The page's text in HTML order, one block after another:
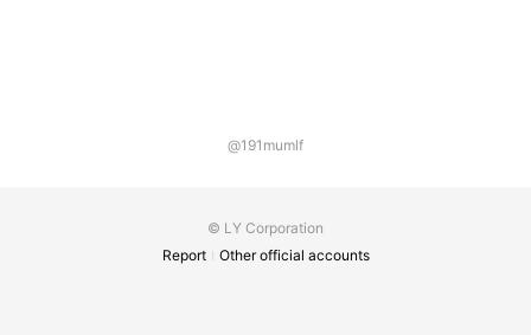
@191mumlf
© LY Corporation
Report
Other official accounts